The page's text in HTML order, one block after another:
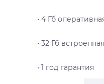
• 4 Гб
• 32 Гб
• 1 год гарантия